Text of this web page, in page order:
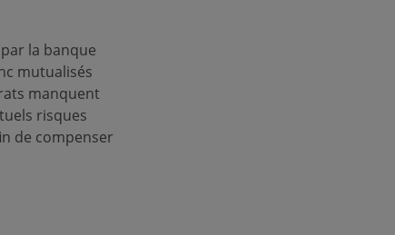
la banque
mutualisés
manquent
risques
de compenser